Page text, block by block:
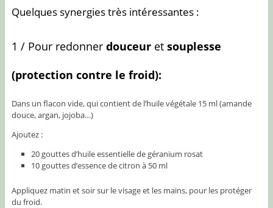
Quelques synergies très intéressantes :
1 / Pour redonner douceur et souplesse
(protection contre le froid):
Dans un flacon vide, qui contient de l’huile végétale 15 ml (amande
douce, argan, jojoba…)
Ajoutez :
20 gouttes d’huile essentielle de géranium rosat
10 gouttes d’essence de citron à 50 ml
Appliquez matin et soir sur le visage et les mains, pour les protéger
du froid.